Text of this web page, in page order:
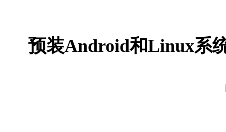
预装Android和Linux系